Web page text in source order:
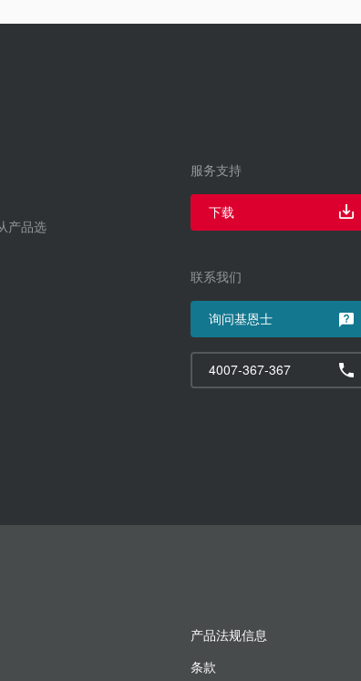
产品选
服务支持
下载
联系我们
询问基恩士
4007-367-367
产品法规信息
条款